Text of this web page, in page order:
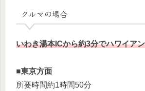
クルマの場合
いわき湯本ICから約3分でハワイア
■東京方面
所要時間約1時間50分